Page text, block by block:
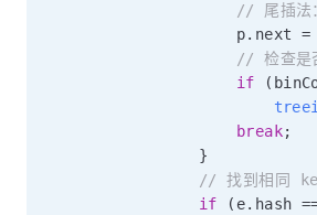
// 尾插法
                    p
. next =
// 检查是
if
(
break;
}
// 找到相同
if
( e. hash